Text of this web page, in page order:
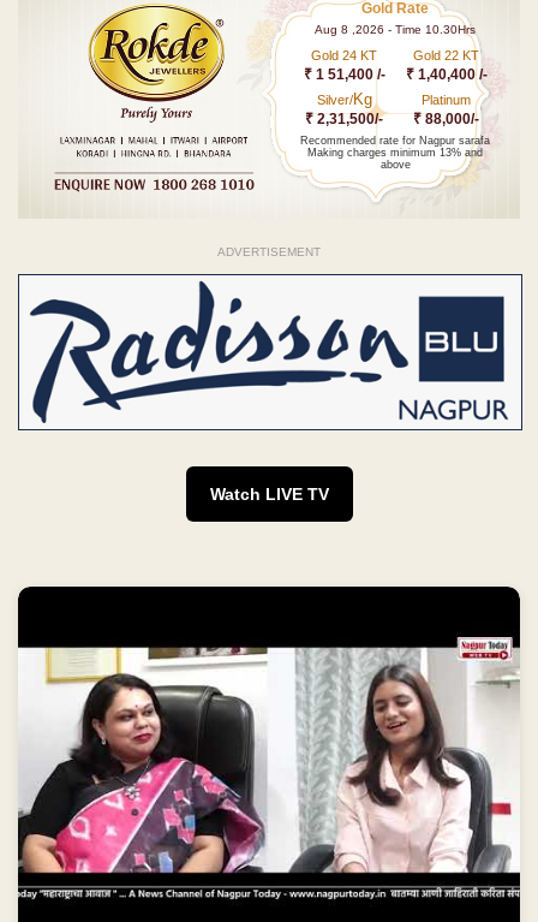
Gold Rate
Aug 8 ,2026 - Time 10.30Hrs
Gold 24 KT
₹ 1 51,400 /-
Gold 22 KT
₹ 1,40,400 /-
Silver/Kg
₹ 2,31,500/-
Platinum
₹ 88,000/-
Recommended rate for Nagpur sarafa
Making charges minimum 13% and
above
ADVERTISEMENT
Watch LIVE TV